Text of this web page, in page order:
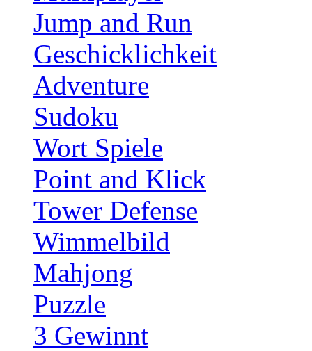
Jump and Run
Geschicklichkeit
Adventure
Sudoku
Wort Spiele
Point and Klick
Tower Defense
Wimmelbild
Mahjong
Puzzle
3 Gewinnt